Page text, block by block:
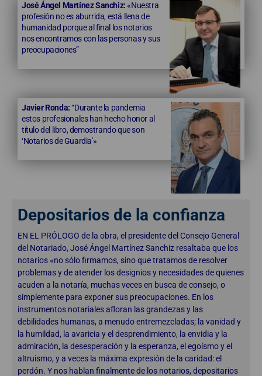
José Ángel Martínez Sanchiz:«Nuestra
profesión no es aburrida, está llena de
humanidad porque al final los notarios
nos encontramos con las personas y sus
preocupaciones”
Javier Ronda:“Durante la pandemia
estos profesionales han hecho honor al
título del libro, demostrando que son
‘Notarios de Guardia'»
Depositarios de la confianza
EN EL PRÓLOGO de la obra, el presidente del Consejo General
del Notariado, José Ángel Martínez Sanchiz resaltaba que los
notarios «no sólo firmamos, sino que tratamos de resolver
problemas y de atender los designios y necesidades de quienes
acuden a la notaría, muchas veces en busca de consejo, o
simplemente para exponer sus preocupaciones. En los
instrumentos notariales afloran las grandezas y las
debilidades humanas, a menudo entremezcladas; la vanidad y
la humildad, la avaricia y el desprendimiento, la envidia y la
admiración, la desesperación y la esperanza, el egoísmo y el
altruismo, y a veces la máxima expresión de la caridad: el
perdón. Y nos hablan finalmente de los notarios, depositarios